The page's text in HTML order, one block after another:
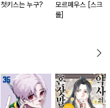
첫키스는 누구?
모르페우스 [스크
롤]